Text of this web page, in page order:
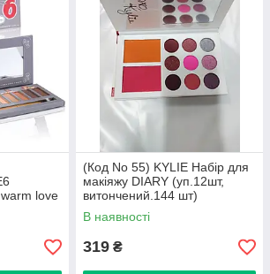
love
(Код No 55) KYLIE Набір для
макіяжу DIARY (уп.12шт,
витончений.144 шт)
В наявності
319 ₴